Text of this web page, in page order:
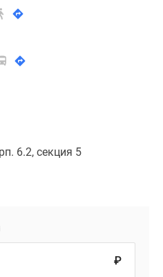
6.2, секция 5
₽